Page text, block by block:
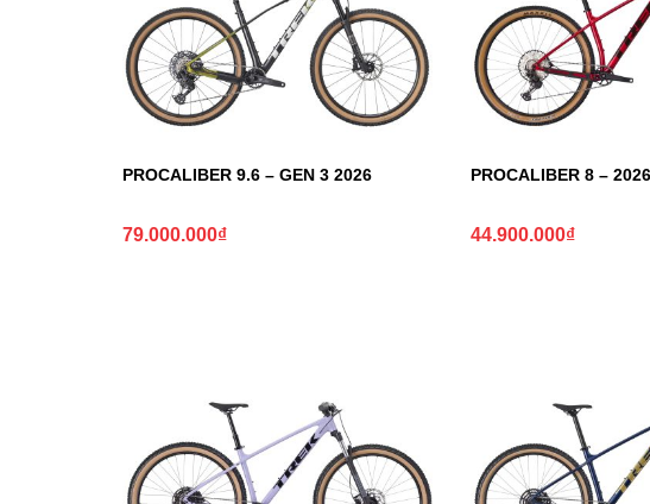
PROCALIBER 9.6 – GEN 3 2026
79.000.000₫
PROCALIBER 8 – 2026
44.900.000₫